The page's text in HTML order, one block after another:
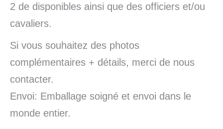
2 de disponibles ainsi que des officiers et/ou
cavaliers.
Si vous souhaitez des photos
complémentaires + détails, merci de nous
contacter.
Envoi: Emballage soigné et envoi dans le
monde entier.